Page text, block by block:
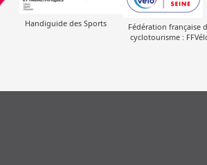
Handiguide des Sports
Fédération française
cyclotourisme :